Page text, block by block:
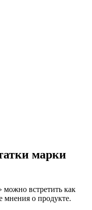
марки
можно встретить как
мнения о продукте.